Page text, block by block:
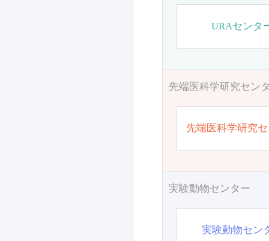
URAセンタ
先端医科学研究セン
先端医科学研究
実験動物センター
実験動物セン